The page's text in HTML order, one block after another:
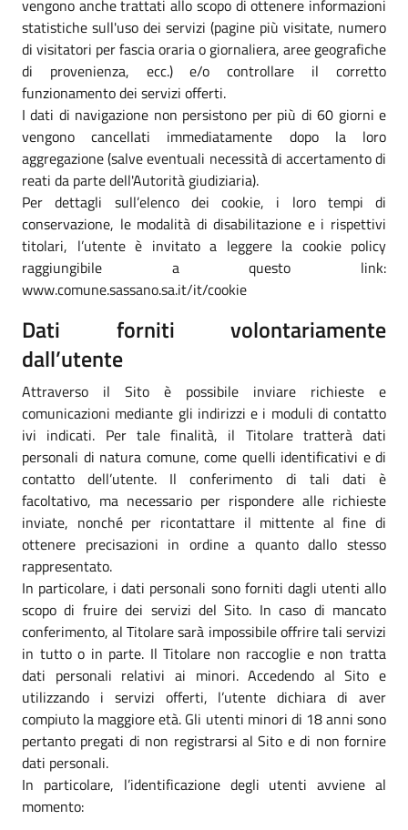
vengono anche trattati allo scopo di ottenere informazioni
statistiche sull'uso dei servizi (pagine più visitate, numero
di visitatori per fascia oraria o giornaliera, aree geografiche
di provenienza, ecc.) e/o controllare il corretto
funzionamento dei servizi offerti.
I dati di navigazione non persistono per più di 60 giorni e
vengono cancellati immediatamente dopo la loro
aggregazione (salve eventuali necessità di accertamento di
reati da parte dell'Autorità giudiziaria).
Per dettagli sull’elenco dei cookie, i loro tempi di
conservazione, le modalità di disabilitazione e i rispettivi
titolari, l’utente è invitato a leggere la cookie policy
raggiungibile a questo link:
www.comune.sassano.sa.it/it/cookie
Dati forniti volontariamente
dall’utente
Attraverso il Sito è possibile inviare richieste e
comunicazioni mediante gli indirizzi e i moduli di contatto
ivi indicati. Per tale finalità, il Titolare tratterà dati
personali di natura comune, come quelli identificativi e di
contatto dell’utente. Il conferimento di tali dati è
facoltativo, ma necessario per rispondere alle richieste
inviate, nonché per ricontattare il mittente al fine di
ottenere precisazioni in ordine a quanto dallo stesso
rappresentato.
In particolare, i dati personali sono forniti dagli utenti allo
scopo di fruire dei servizi del Sito. In caso di mancato
conferimento, al Titolare sarà impossibile offrire tali servizi
in tutto o in parte. Il Titolare non raccoglie e non tratta
dati personali relativi ai minori. Accedendo al Sito e
utilizzando i servizi offerti, l’utente dichiara di aver
compiuto la maggiore età. Gli utenti minori di 18 anni sono
pertanto pregati di non registrarsi al Sito e di non fornire
dati personali.
In particolare, l’identificazione degli utenti avviene al
momento: